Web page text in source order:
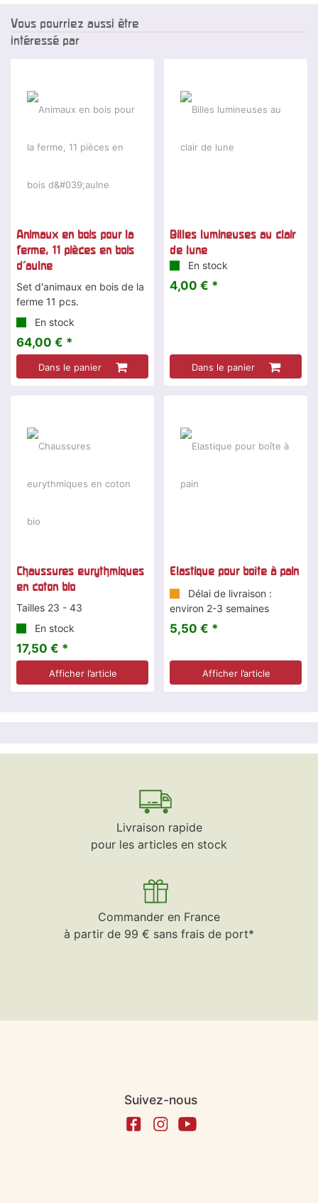
Vous pourriez aussi être
intéressé par
Animaux en bois pour la
ferme, 11 pièces en bois
d'aulne
Set d'animaux en bois de la
ferme 11 pcs.
En stock
64,00 € *
Dans le panier
Billes lumineuses au clair
de lune
En stock
4,00 € *
Dans le panier
Chaussures eurythmiques
en coton bio
Tailles 23 - 43
En stock
17,50 € *
Afficher l’article
Elastique pour boîte à pain
Délai de livraison :
environ 2-3 semaines
5,50 € *
Afficher l’article
Livraison rapide
pour les articles en stock
Commander en France
à partir de 99 € sans frais de port*
Suivez-nous